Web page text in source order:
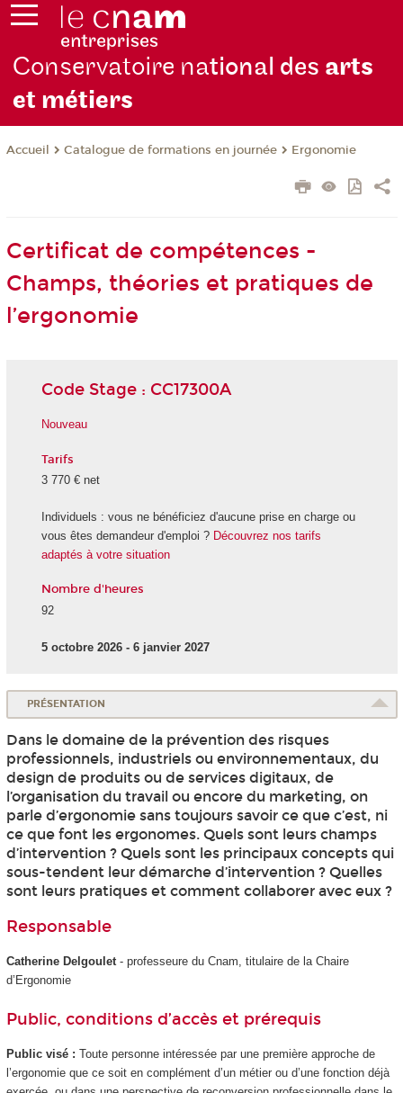
Conservatoire national des arts
et métiers
Accueil Catalogue de formations en journée Ergonomie
Certificat de compétences -
Champs, théories et pratiques de
l’ergonomie
Code Stage : CC17300A
Nouveau
Tarifs
3 770 € net
Individuels : vous ne bénéficiez d'aucune prise en charge ou
vous êtes demandeur d'emploi ? Découvrez nos tarifs
adaptés à votre situation
Nombre d'heures
92
5 octobre 2026 - 6 janvier 2027
PRÉSENTATION
Dans le domaine de la prévention des risques
professionnels, industriels ou environnementaux, du
design de produits ou de services digitaux, de
l’organisation du travail ou encore du marketing, on
parle d’ergonomie sans toujours savoir ce que c’est, ni
ce que font les ergonomes. Quels sont leurs champs
d’intervention ? Quels sont les principaux concepts qui
sous-tendent leur démarche d’intervention ? Quelles
sont leurs pratiques et comment collaborer avec eux ?
Responsable
Catherine Delgoulet- professeure du Cnam, titulaire de la Chaire
d’Ergonomie
Public, conditions d’accès et prérequis
Public visé : Toute personne intéressée par une première approche de
l’ergonomie que ce soit en complément d’un métier ou d’une fonction déjà